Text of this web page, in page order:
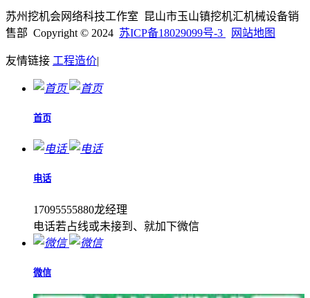
苏州挖机会网络科技工作室 昆山市玉山镇挖机汇机械设备销
售部 Copyright © 2024 苏ICP备18029099号-3 网站地图
友情链接 工程造价|
首页
电话
17095555880龙经理
电话若占线或未接到、就加下微信
微信